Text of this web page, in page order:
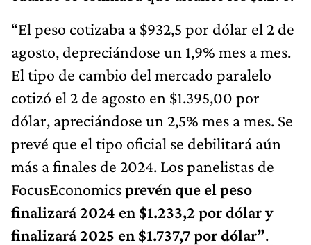
“El peso cotizaba a $932,5 por dólar el 2 de
agosto, depreciándose un 1,9% mes a mes.
El tipo de cambio del mercado paralelo
cotizó el 2 de agosto en $1.395,00 por
dólar, apreciándose un 2,5% mes a mes. Se
prevé que el tipo oficial se debilitará aún
más a finales de 2024. Los panelistas de
FocusEconomicsprevén que el peso
finalizará 2024 en $1.233,2 por dólar y
finalizará 2025 en $1.737,7 por dólar”.